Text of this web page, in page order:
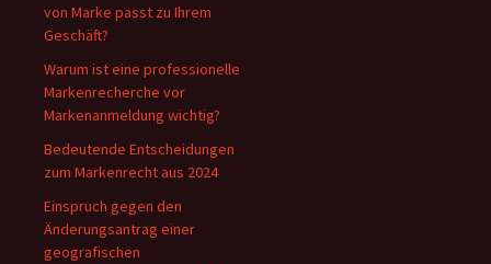
von Marke passt zu Ihrem
Geschäft?
Warum ist eine professionelle
Markenrecherche vor
Markenanmeldung wichtig?
Bedeutende Entscheidungen
zum Markenrecht aus 2024
Einspruch gegen den
Änderungsantrag einer
geografischen